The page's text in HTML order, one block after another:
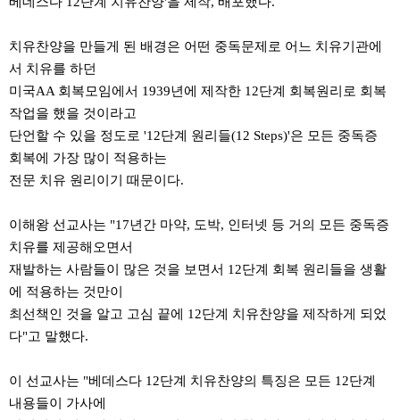
치유찬양을 만들게 된 배경은 어떤 중독문제로 어느 치유기관에
서 치유를 하던
미국AA 회복모임에서 1939년에 제작한 12단계 회복원리로 회복
작업을 했을 것이라고
단언할 수 있을 정도로 '12단계 원리들(12 Steps)'은 모든 중독증
회복에 가장 많이 적용하는
전문 치유 원리이기 때문이다.
이해왕 선교사는 "17년간 마약, 도박, 인터넷 등 거의 모든 중독증
치유를 제공해오면서
재발하는 사람들이 많은 것을 보면서 12단계 회복 원리들을 생활
에 적용하는 것만이
최선책인 것을 알고 고심 끝에 12단계 치유찬양을 제작하게 되었
다"고 말했다.
이 선교사는 "베데스다 12단계 치유찬양의 특징은 모든 12단계
내용들이 가사에